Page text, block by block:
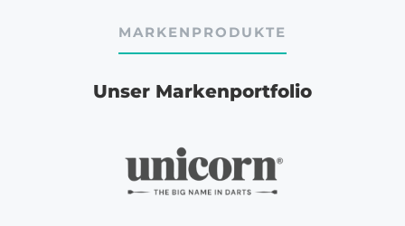
MARKENPRODUKTE
Unser Markenportfolio